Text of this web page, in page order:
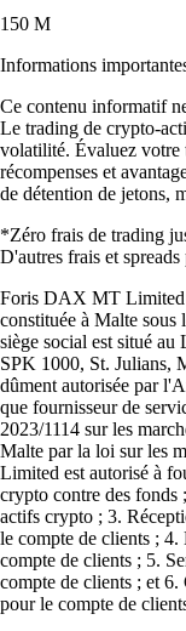
150 M
Informations
Ce contenu informatif
Le trading de crypto-
volatilité. Évaluez votre
récompenses et
de détention de jetons,
*Zéro frais de trading
D'autres frais et
Foris DAX MT Limited
constituée à Malte
siège social est situé
SPK 1000, St. Julians,
dûment autorisée par
que fournisseur de
2023/1114 sur les
Malte par la loi sur les
Limited est autorisé à
crypto contre des fonds
actifs crypto ; 3.
le compte de clients ;
compte de clients ; 5.
compte de clients ; et
pour le compte de